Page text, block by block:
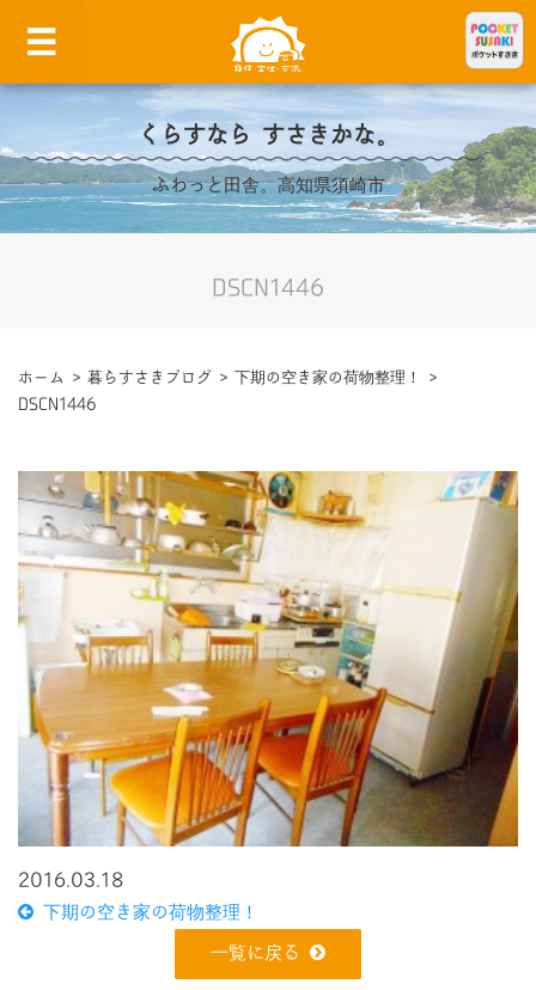
くらすなら すさきかな。
ふわっと田舎。高知県須崎市
DSCN1446
ホーム > 暮らすさきブログ > 下期の空き家の荷物整理！
>
DSCN1446
2016.03.18
下期の空き家の荷物整理！
一覧に戻る